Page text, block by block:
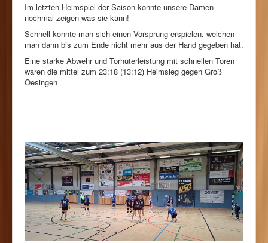
Förderkreis
Sponsoren
Im letzten Heimspiel der Saison konnte unsere Damen
nochmal zeigen was sie kann!
Schnell konnte man sich einen Vorsprung erspielen, welchen
man dann bis zum Ende nicht mehr aus der Hand gegeben hat.
Eine starke Abwehr und Torhüterleistung mit schnellen Toren
waren die mittel zum 23:18 (13:12) Heimsieg gegen Groß
Oesingen